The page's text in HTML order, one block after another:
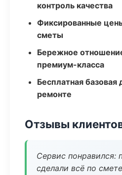
контроль качества
Фиксированные
сметы
Бережное
премиум-класса
Бесплатная базовая
ремонте
Отзывы
Сервис понравился:
сделали всё по